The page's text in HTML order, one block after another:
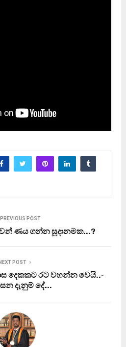
PREVIOUS POST
ණය ගන්න සූදානමක…?
NEXT POST
දෙකකට රට වහන්න වෙයි..-
දැනුම් දේ…